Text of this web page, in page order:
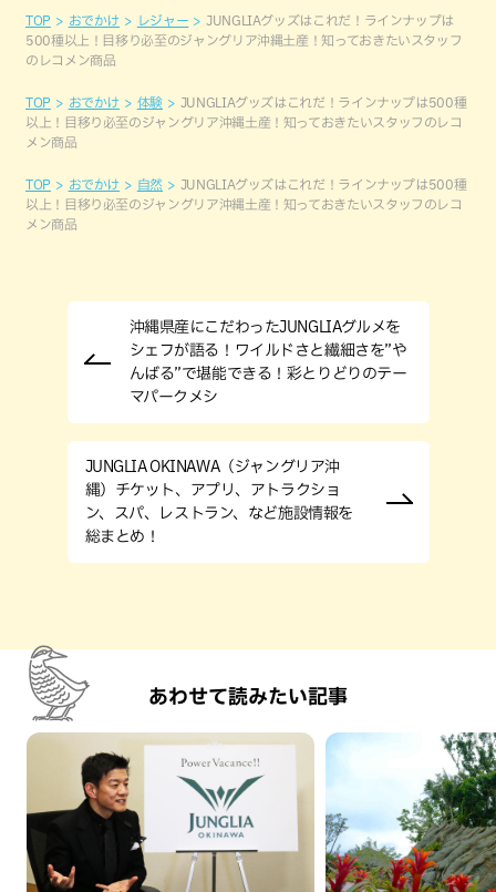
TOP おでかけ レジャー
JUNGLIAグッズはこれだ！ラインナップは
500種以上！目移り必至のジャングリア沖縄土産！知っておきたいスタッフ
のレコメン商品
TOP おでかけ 体験
JUNGLIAグッズはこれだ！ラインナップは500種
以上！目移り必至のジャングリア沖縄土産！知っておきたいスタッフのレコ
メン商品
TOP おでかけ 自然
JUNGLIAグッズはこれだ！ラインナップは500種
以上！目移り必至のジャングリア沖縄土産！知っておきたいスタッフのレコ
メン商品
沖縄県産にこだわったJUNGLIAグルメを
シェフが語る！ワイルドさと繊細さを”や
んばる”で堪能できる！彩とりどりのテー
マパークメシ
JUNGLIA OKINAWA（ジャングリア沖
縄）チケット、アプリ、アトラクショ
ン、スパ、レストラン、など施設情報を
総まとめ！
あわせて読みたい記事